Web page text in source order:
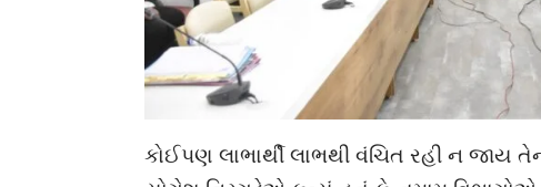
કોઈપણ લાભાર્થી લાભથી વંચિત રહી ન જાય